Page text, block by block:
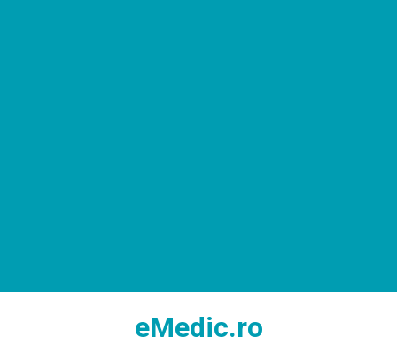
eMedic.ro